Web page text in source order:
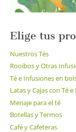
Elige tus
Nuestros Tés
Rooibos y Otras
Té e Infusiones en
Latas y Cajas con Té
Menaje para el té
Botellas y Termos
Café y Cafeteras